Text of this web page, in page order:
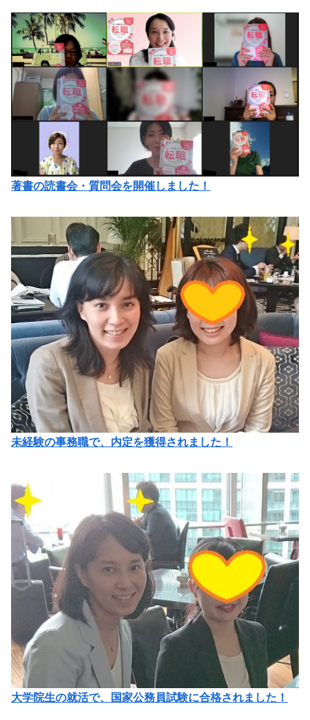
著書の読書会・質問会を開催しました！
未経験の事務職で、内定を獲得されました！
大学院生の就活で、国家公務員試験に合格されました！